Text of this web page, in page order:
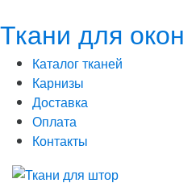
Ткани для окон
Каталог тканей
Карнизы
Доставка
Оплата
Контакты